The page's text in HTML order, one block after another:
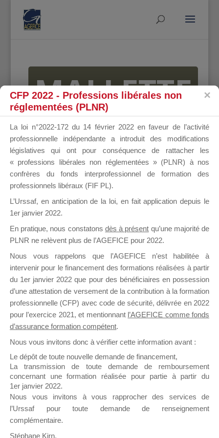
MALLETTE
DU
DIRIGEANT
il y a un mois
Ce groupe est destiné aux Organismes de
Formation qui souhaitent répondre à l’Appel à
Propositions Mallette du Dirigeant.
Ce groupe propose un forum dédié au support
sur lequel il est possible de laisser un message
ou poser une question.
NB : Il est nécessaire d’être
pouvoir rejoindre ce groupe
CFP 2022 - Professions libérales non
réglementées (PLNR)
La loi n°2022-172 du 14 février 2022 en faveur de l’activité
professionnelle indépendante a introduit des modifications
législatives qui ont pour conséquence de rattacher les
« professions libérales non réglementées » (PLNR) à nos
confrères du fonds interprofessionnel de formation des
professionnels libéraux (FIF PL).
L’Urssaf, en anticipation de la loi, en fait application depuis le
1er janvier 2022.
En pratique, nous constatons dès à présent qu’une majorité de
PLNR ne relèvent plus de l’AGEFICE pour 2022.
Nous vous rappelons que l’AGEFICE n’est habilitée à
intervenir pour le financement des formations réalisées à partir
du 1er janvier 2022 que pour des bénéficiaires en possession
d’une attestation de versement de la contribution à la formation
professionnelle (CFP) avec code de sécurité, délivrée en 2022
pour l’exercice 2021, et mentionnant l’AGEFICE comme fonds
d’assurance formation compétent.
Nous vous invitons donc à vérifier cette information avant :
Le dépôt de toute nouvelle demande de financement,
La transmission de toute demande de remboursement
concernant une formation réalisée pour partie à partir du
1er janvier 2022.
Nous vous invitons à vous rapprocher des services de
l’Urssaf pour toute demande de renseignement
complémentaire.
Stéphane Kirn,